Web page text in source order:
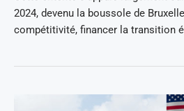
2024, devenu la boussole de
compétitivité, financer la transition